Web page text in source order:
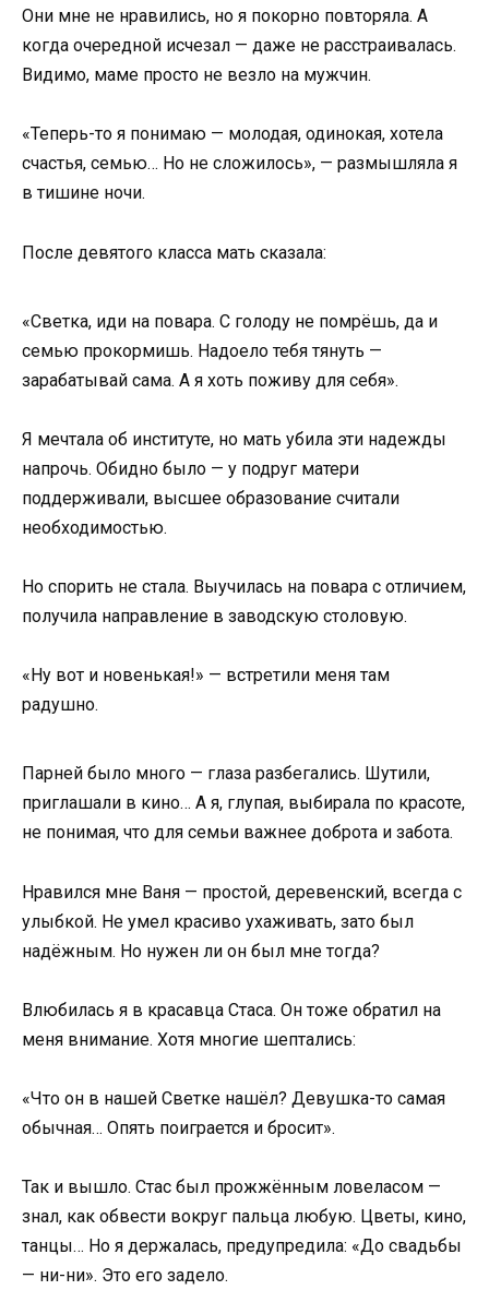
Они мне не нравились, но я покорно повторяла. А
когда очередной исчезал — даже не расстраивалась.
Видимо, маме просто не везло на мужчин.
«Теперь-то я понимаю — молодая, одинокая, хотела
счастья, семью… Но не сложилось», — размышляла я
в тишине ночи.
После девятого класса мать сказала:
«Светка, иди на повара. С голоду не помрёшь, да и
семью прокормишь. Надоело тебя тянуть —
зарабатывай сама. А я хоть поживу для себя».
Я мечтала об институте, но мать убила эти надежды
напрочь. Обидно было — у подруг матери
поддерживали, высшее образование считали
необходимостью.
Но спорить не стала. Выучилась на повара с отличием,
получила направление в заводскую столовую.
«Ну вот и новенькая!» — встретили меня там
радушно.
Парней было много — глаза разбегались. Шутили,
приглашали в кино… А я, глупая, выбирала по красоте,
не понимая, что для семьи важнее доброта и забота.
Нравился мне Ваня — простой, деревенский, всегда с
улыбкой. Не умел красиво ухаживать, зато был
надёжным. Но нужен ли он был мне тогда?
Влюбилась я в красавца Стаса. Он тоже обратил на
меня внимание. Хотя многие шептались:
«Что он в нашей Светке нашёл? Девушка-то самая
обычная… Опять поиграется и бросит».
Так и вышло. Стас был прожжённым ловеласом —
знал, как обвести вокруг пальца любую. Цветы, кино,
танцы… Но я держалась, предупредила: «До свадьбы
— ни-ни». Это его задело.